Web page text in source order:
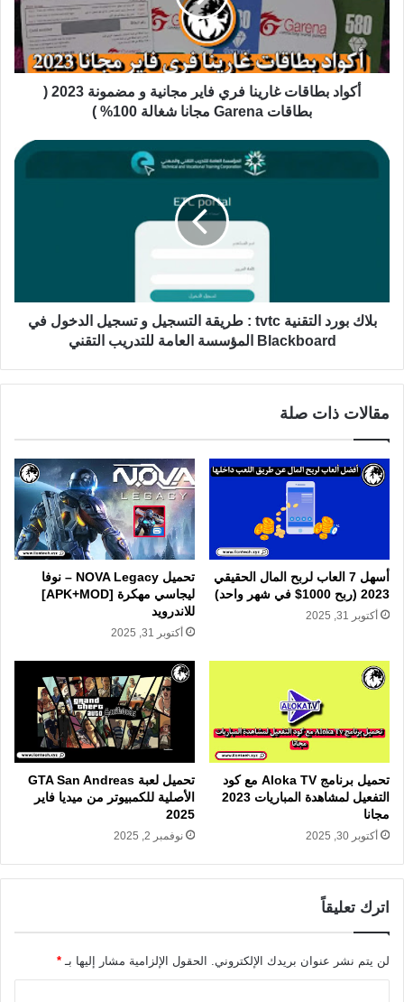
أكواد بطاقات غارينا فري فاير مجانية و مضمونة 2023 (
بطاقات Garena مجانا شغالة 100% )
بلاك بورد التقنية tvtc : طريقة التسجيل و تسجيل الدخول في
Blackboard المؤسسة العامة للتدريب التقني
مقالات ذات صلة
أسهل 7 العاب لربح المال الحقيقي
2023 (ربح 1000$ في شهر واحد)
أكتوبر 31, 2025
تحميل NOVA Legacy – نوفا
ليجاسي مهكرة [APK+MOD]
للاندرويد
أكتوبر 31, 2025
تحميل برنامج Aloka TV مع كود
التفعيل لمشاهدة المباريات 2023
مجانا
أكتوبر 30, 2025
تحميل لعبة GTA San Andreas
الأصلية للكمبيوتر من ميديا فاير
2025
نوفمبر 2, 2025
اترك تعليقاً
لن يتم نشر عنوان بريدك الإلكتروني. الحقول الإلزامية مشار إليها بـ *